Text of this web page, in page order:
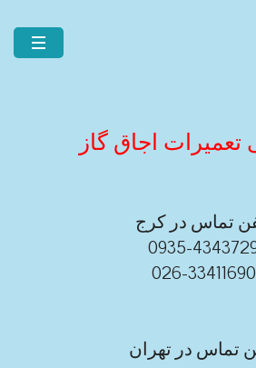
تعمیرات اجاق گاز
تماس در کرج
0935-
026-33411690
تماس در تهران